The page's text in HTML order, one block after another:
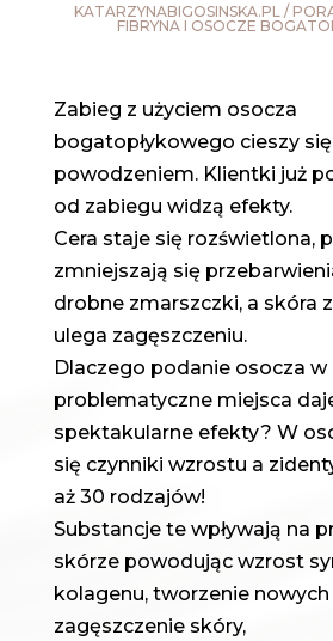
KATARZYNABIGOSINSKA.PL /
FIBRYNA I OSOCZE
Zabieg z użyciem osocza
bogatopłykowego cieszy
powodzeniem. Klientki już
od zabiegu widzą efekty.
Cera staje się rozświetlona,
zmniejszają się
drobne zmarszczki, a skóra
ulega zagęszczeniu.
Dlaczego podanie osocza w
problematyczne miejsca
spektakularne efekty? W
się czynniki wzrostu a
aż 30 rodzajów!
Substancje te wpływają na
skórze powodując wzrost
kolagenu, tworzenie nowych
zagęszczenie skóry,